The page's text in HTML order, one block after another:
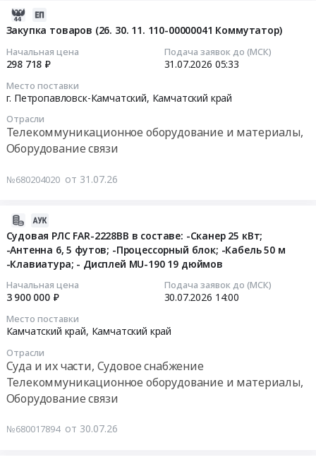
Закупка товаров (26. 30. 11. 110-00000041 Коммутатор)
Начальная цена
298 718 ₽
Подача заявок до (МСК)
31.07.2026 05:33
Место поставки
г. Петропавловск-Камчатский, Камчатский край
Отрасли
Телекоммуникационное оборудование и материалы,
Оборудование связи
№680204020 от 31.07.26
Судовая РЛС FAR-2228BB в составе: -Сканер 25 кВт;
-Антенна 6, 5 футов; -Процессорный блок; -Кабель 50 м
-Клавиатура; - Дисплей MU-190 19 дюймов
Начальная цена
3 900 000 ₽
Подача заявок до (МСК)
30.07.2026 14:00
Место поставки
Камчатский край, Камчатский край
Отрасли
Суда и их части, Судовое снабжение
Телекоммуникационное оборудование и материалы,
Оборудование связи
№680017894 от 30.07.26